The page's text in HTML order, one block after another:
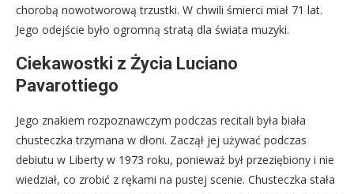
chorobą nowotworową trzustki. W chwili śmierci miał 71 lat.
Jego odejście było ogromną stratą dla świata muzyki.
Ciekawostki z Życia Luciano
Pavarottiego
Jego znakiem rozpoznawczym podczas recitali była biała
chusteczka trzymana w dłoni. Zaczął jej używać podczas
debiutu w Liberty w 1973 roku, ponieważ był przeziębiony i nie
wiedział, co zrobić z rękami na pustej scenie. Chusteczka stała